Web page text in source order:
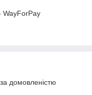
WayForPay
домовленістю